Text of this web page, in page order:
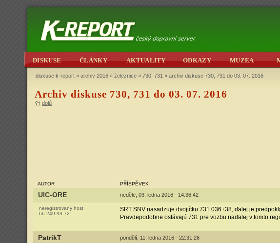
DISKUSE ČLÁNKY AKTUALITY ODKAZY MUZEA
diskuse k-report » archiv 2016 » železnice » 730, 731 » archiv diskuse 730, 731 do 03. 07. 2016
Archiv diskuse 730, 731 do 03. 07. 2016
dolů
AUTOR PŘÍSPĚVEK
UIC-ORE neděle, 03. ledna 2016 - 14:36:42
neregistrovaný host
66.249.93.72
SRT SNV nasadzuje dvojičku 731.036+38, ďalej je
Pravdepodobne ostávajú 731 pre vozbu naďalej v tomto
PatrikT pondělí, 11. ledna 2016 - 22:31:26